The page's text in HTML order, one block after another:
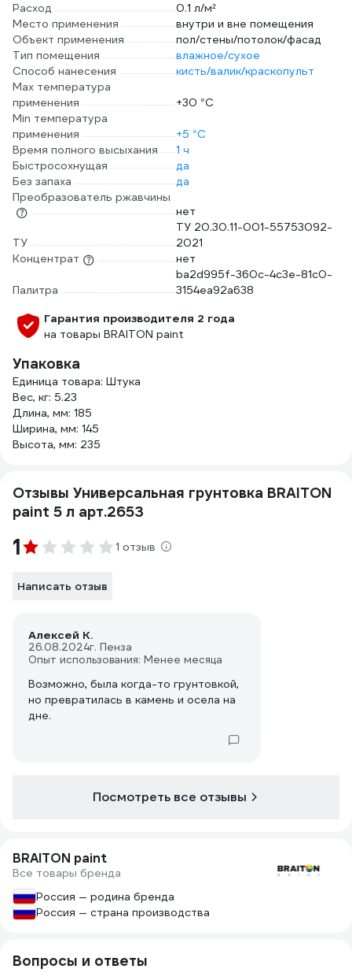
Расход
0.1 л/м²
Место применения
внутри и вне помещения
Объект применения
пол/стены/потолок/фасад
Тип помещения
влажное/сухое
Способ нанесения
кисть/валик/краскопульт
Max температура
применения
+30 °С
Min температура
применения
+5 °С
Время полного высыхания
1 ч
Быстросохнущая
да
Без запаха
да
Преобразователь ржавчины
нет
ТУ
ТУ 20.30.11-001-55753092-
2021
Концентрат
нет
Палитра
ba2d995f-360c-4c3e-81c0-
3154ea92a638
Гарантия производителя 2 года
на товары BRAITON paint
Упаковка
Единица товара: Штука
Вес, кг: 5.23
Длина, мм: 185
Ширина, мм: 145
Высота, мм: 235
Отзывы Универсальная грунтовка BRAITON
paint 5 л арт.2653
1 1 отзыв
Написать отзыв
Алексей К.
26.08.2024г. Пенза
Опыт использования: Менее месяца
Возможно, была когда-то грунтовкой,
но превратилась в камень и осела на
дне.
Посмотреть все отзывы
BRAITON paint
Все товары бренда
Россия — родина бренда
Россия — страна производства
Вопросы и ответы